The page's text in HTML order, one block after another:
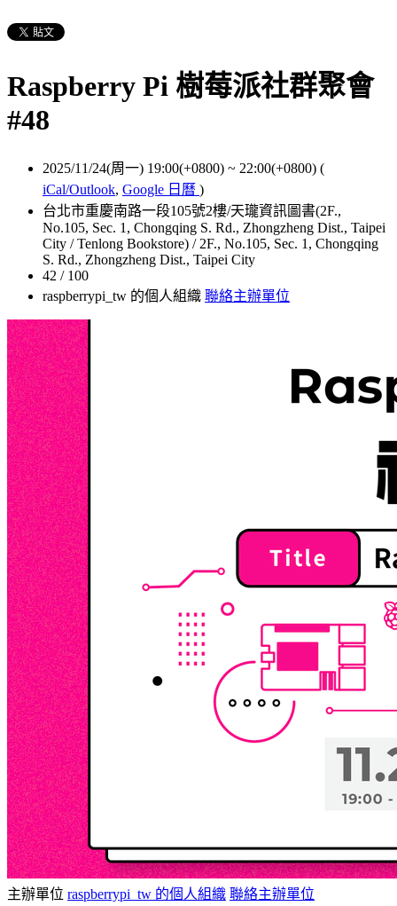
Raspberry Pi 樹莓派社群聚會
#48
2025/11/24(周一) 19:00(+0800) ~ 22:00(+0800) (
iCal/Outlook, Google 日曆 )
台北市重慶南路一段105號2樓/天瓏資訊圖書(2F.,
No.105, Sec. 1, Chongqing S. Rd., Zhongzheng Dist., Taipei
City / Tenlong Bookstore) / 2F., No.105, Sec. 1, Chongqing
S. Rd., Zhongzheng Dist., Taipei City
42 / 100
raspberrypi_tw 的個人組織 聯絡主辦單位
主辦單位 raspberrypi_tw 的個人組織 聯絡主辦單位